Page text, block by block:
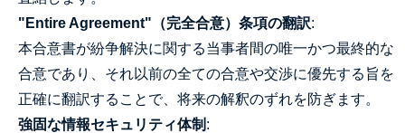
"Entire Agreement"（完全合意）条項の翻訳:
本合意書が紛争解決に関する当事者間の唯一かつ最終的な
合意であり、それ以前の全ての合意や交渉に優先する旨を
正確に翻訳することで、将来の解釈のずれを防ぎます。
強固な情報セキュリティ体制 :